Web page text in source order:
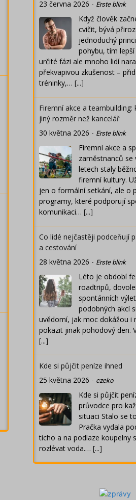
23 června 2026 - Erste blink
Když člověk
cvičit, bývá
jednoduchý
pohybu, tím lepší
určité fázi ale mnoho lidí
překvapivou zkušenost –
tréninky,… [...]
Firemní akce a teambuilding:
jiný rozměr než kancelář
30 května 2026 - Erste blink
Firemní akce a
zaměstnanců se
letech staly
firemní kultury.
jen o formální setkání, ale o
programy, které podporují
komunikaci… [...]
Co lidé nejčastěji podceňují
a cestování
28 května 2026 - Erste blink
Léto je období
roadtripů,
spontánních
podobných akcí
uvědomí, jak moc dokážou i
pokazit jinak pohodový den.
[...]
Kde si půjčit peníze ihned
25 května 2026 - czeko
Kde si půjčit
průvodce pro
situaci Stalo se
Pračka vydala
ticho a na podlaze koupelny
rozlévat voda.… [...]